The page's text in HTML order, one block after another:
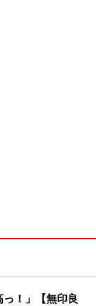
っ！」【無印良